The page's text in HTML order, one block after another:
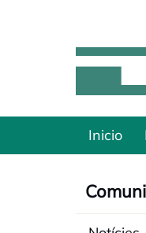
Inicio